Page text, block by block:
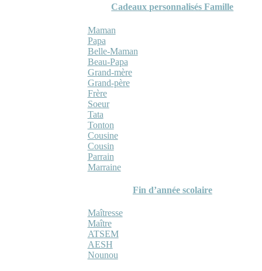
Cadeaux personnalisés Famille
Maman
Papa
Belle-Maman
Beau-Papa
Grand-mère
Grand-père
Frère
Soeur
Tata
Tonton
Cousine
Cousin
Parrain
Marraine
Fin d’année scolaire
Maîtresse
Maître
ATSEM
AESH
Nounou